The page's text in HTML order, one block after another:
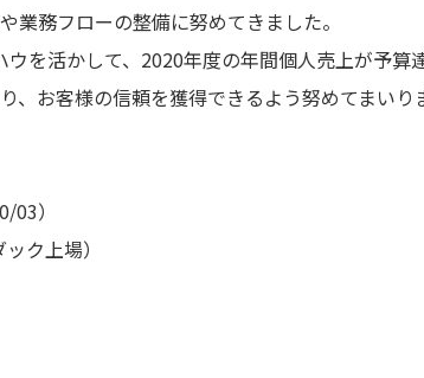
業務フローの整備に努めてきました。
を活かして、2020年度の年間個人売上が予算
お客様の信頼を獲得できるよう努めてまいり
）
ク上場）